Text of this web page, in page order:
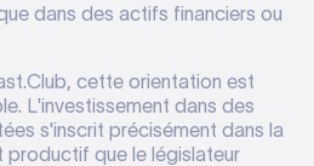
dans des actifs financiers ou
cette orientation est
L'investissement dans des
s'inscrit précisément dans la
productif que le législateur